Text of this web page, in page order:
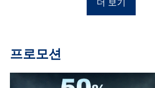
더 보기
프로모션